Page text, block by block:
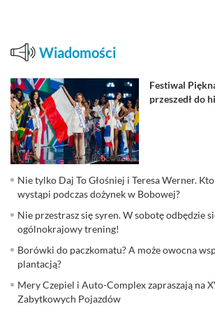
Wiadomości
Festiwal
przeszedł do
Nie tylko Daj To Głośniej i Teresa Werner.
wystąpi podczas dożynek w Bobowej?
Nie przestrasz się syren. W sobotę odbędzie
ogólnokrajowy trening!
Borówki do paczkomatu? A może owocna
plantacją?
Mery Czepiel i Auto-Complex zapraszają na
Zabytkowych Pojazdów